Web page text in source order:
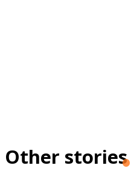
Other stories